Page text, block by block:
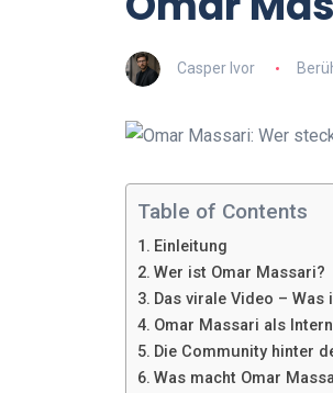
Casper Ivor
Table of Contents
Einleitung
Wer ist Omar Massari?
Das virale Video – Was
Omar Massari als
Die Community hinter
Was macht Omar